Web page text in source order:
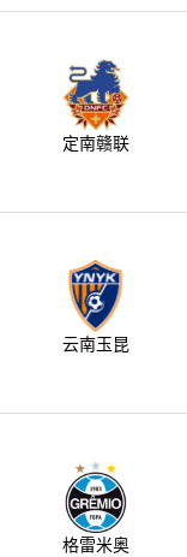
定南赣联
云南玉昆
格雷米奥